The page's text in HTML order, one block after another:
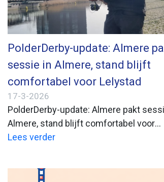
PolderDerby-update: Almere
sessie in Almere, stand blijft
comfortabel voor Lelystad
17-3-2026
PolderDerby-update: Almere pakt
Almere, stand blijft comfortabel voor
Lelystad
Lees verder